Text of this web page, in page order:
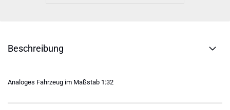
Beschreibung
Analoges Fahrzeug im Maßstab 1:32